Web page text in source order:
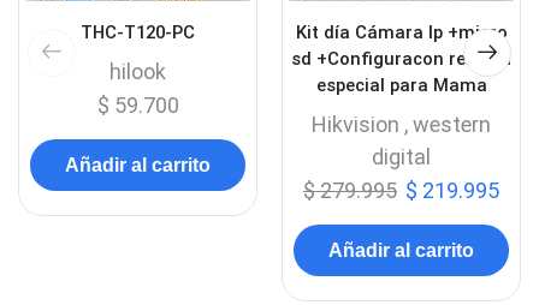
THC-T120-PC
hilook
$ 59.700
Añadir al carrito
Kit día Cámara Ip +micro
sd +Configuracon remota
especial para Mama
Hikvision ,western
digital
$279.995 $ 219.995
Añadir al carrito